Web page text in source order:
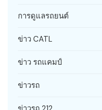
การดูแลรถยนต์
ข่าว CATL
ข่าว รถแคมป์
ข่าวรถ